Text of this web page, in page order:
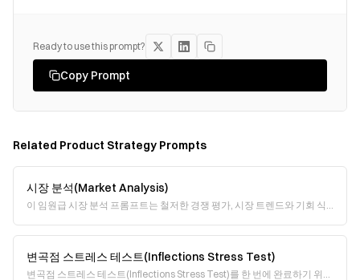
Ready to use this prompt?
Copy Prompt
Related Product Strategy Prompts
시장 분석(Market Analysis)
이 임원급 시장 분석 프롬프트는 철저한 경쟁 평가, 시장 트렌드와 기회 식
변곡점 스트레스 테스트(Inflections Stress Test)
변곡점 스트레스 테스트(Inflections Stress Test)를 한 번에 완료하기 위한